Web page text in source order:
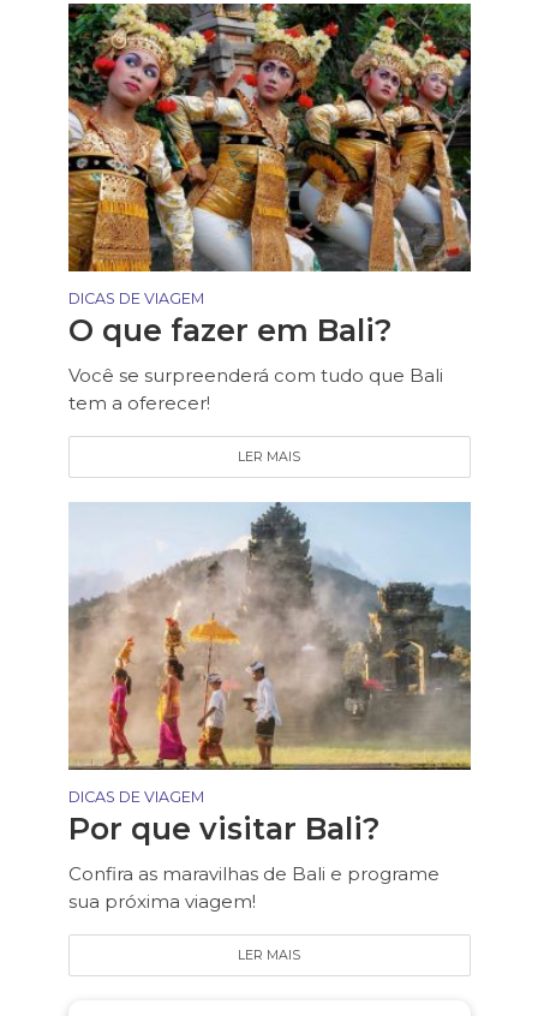
DICAS DE VIAGEM
O que fazer em Bali?
Você se surpreenderá com tudo que Bali
tem a oferecer!
LER MAIS
DICAS DE VIAGEM
Por que visitar Bali?
Confira as maravilhas de Bali e programe
sua próxima viagem!
LER MAIS